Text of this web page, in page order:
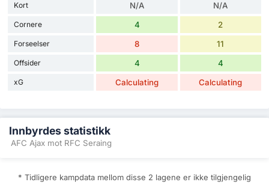
Kort N/A N/A
Cornere 4 2
Forseelser 8 11
Offsider 4 4
xG Calculating Calculating
Innbyrdes statistikk
AFC Ajax mot RFC Seraing
* Tidligere kampdata mellom disse 2 lagene er ikke tilgjengelig